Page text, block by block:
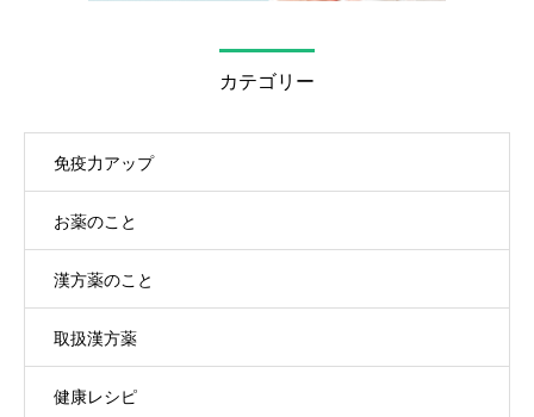
カテゴリー
免疫力アップ
お薬のこと
漢方薬のこと
取扱漢方薬
健康レシピ